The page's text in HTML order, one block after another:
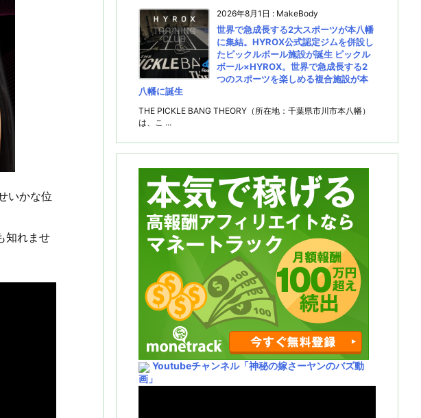
いかな位
知れませ
2026年8月1日 : MakeBody
世界で急成長する2大スポーツが本八幡
に集結。HYROX公式認定ジムを併設し
たピックルボール施設が誕生 ピックル
ボール×HYROX。世界で急成長する2
つのスポーツを楽しめる複合施設が本
八幡に誕生
THE PICKLE BANG THEORY（所在地：千葉県市川市本八幡）
は、こ ...
Youtubeチャンネル「神秘の嫁さーヤンのバズ動
画」